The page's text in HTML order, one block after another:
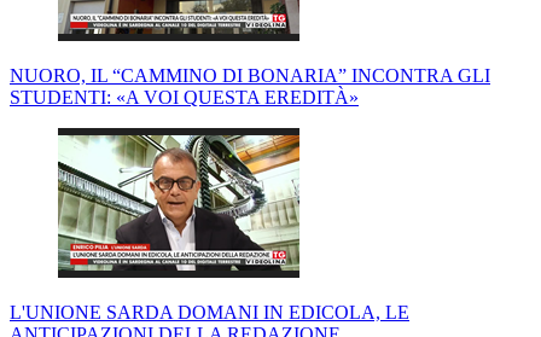
NUORO, IL “CAMMINO DI BONARIA” INCONTRA GLI
STUDENTI: «A VOI QUESTA EREDITÀ»
L'UNIONE SARDA DOMANI IN EDICOLA, LE